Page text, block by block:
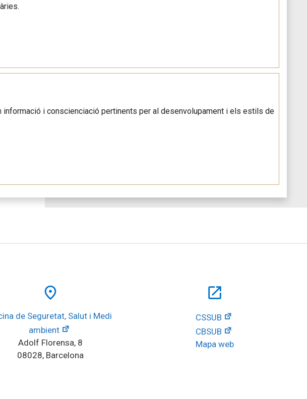
i conscienciació pertinents per al desenvolupament i els estils de
place
de Seguretat, Salut i Medi
ambient
Adolf Florensa, 8
08028, Barcelona
open_in_new
CSSUB
CBSUB
Mapa web